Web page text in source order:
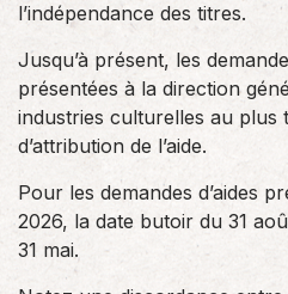
l’indépendance des titres.
Jusqu’à présent, les
présentées à la direction
industries culturelles au plus
d’attribution de l’aide.
Pour les demandes d’aides
2026, la date butoir du 31
31 mai.